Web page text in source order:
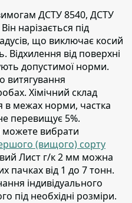
ДСТУ 8540, ДСТУ
Він нарізається під
що виключає косий
Відхилення від поверхні
допустимої норми.
витягування
Хімічний склад
в межах норми, частка
перевищує 5%.
можете вибрати
(вищого) сорту
Лист г/к 2 мм можна
пачках від 1 до 7 тонн.
індивідуального
під необхідні розміри.